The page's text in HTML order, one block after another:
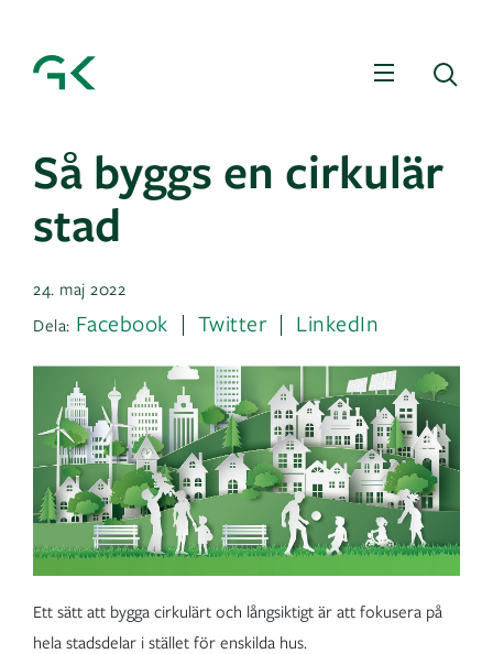
Meny
Så byggs en cirkulär
stad
24. maj 2022
Dela: Facebook Twitter LinkedIn
Ett sätt att bygga cirkulärt och långsiktigt är att fokusera på
hela stadsdelar i stället för enskilda hus.